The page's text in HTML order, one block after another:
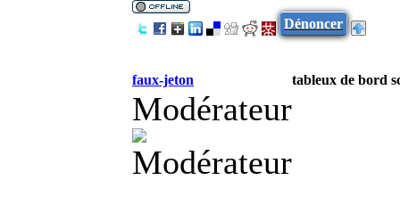
Dénoncer
faux-jeton tableux de bord
Modérateur